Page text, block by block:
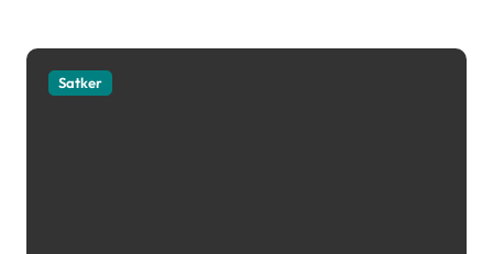
Satker